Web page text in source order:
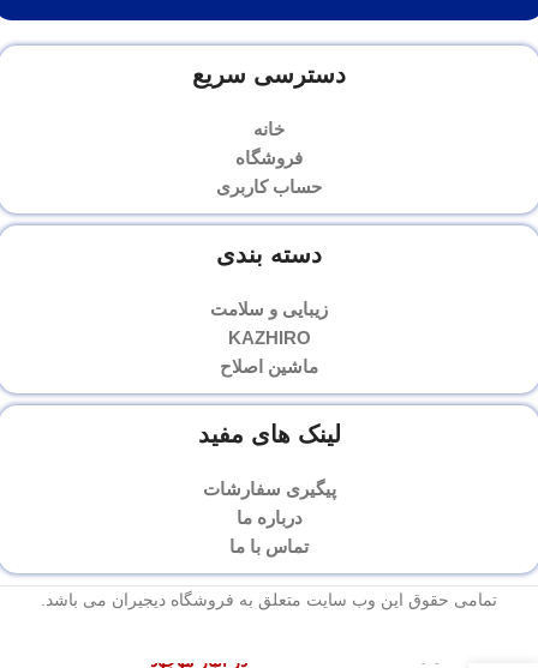
دسترسی سریع
خانه
فروشگاه
حساب کاربری
دسته بندی
زیبایی و سلامت
KAZHIRO
ماشین اصلاح
لینک های مفید
پیگیری سفارشات
درباره ما
تماس با ما
تمامی حقوق این وب سایت متعلق به فروشگاه دیجیران می باشد.
در انبار موجود